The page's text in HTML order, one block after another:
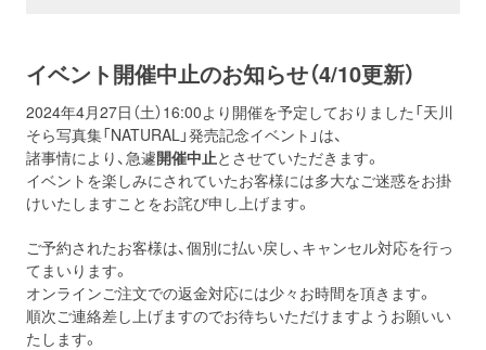
イベント開催中止のお知らせ（4/10更新）
2024年4月27日（土）16:00より開催を予定しておりました「天川
そら写真集「NATURAL」発売記念イベント」は、
諸事情により、急遽開催中止とさせていただきます。
イベントを楽しみにされていたお客様には多大なご迷惑をお掛
けいたしますことをお詫び申し上げます。
ご予約されたお客様は、個別に払い戻し、キャンセル対応を行っ
てまいります。
オンラインご注文での返金対応には少々お時間を頂きます。
順次ご連絡差し上げますのでお待ちいただけますようお願いい
たします。